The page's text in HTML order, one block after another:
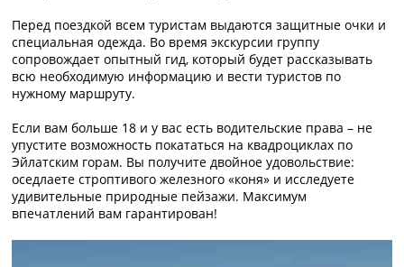
Перед поездкой всем туристам выдаются защитные очки и
специальная одежда. Во время экскурсии группу
сопровождает опытный гид, который будет рассказывать
всю необходимую информацию и вести туристов по
нужному маршруту.
Если вам больше 18 и у вас есть водительские права – не
упустите возможность покататься на квадроциклах по
Эйлатским горам. Вы получите двойное удовольствие:
оседлаете строптивого железного «коня» и исследуете
удивительные природные пейзажи. Максимум
впечатлений вам гарантирован!